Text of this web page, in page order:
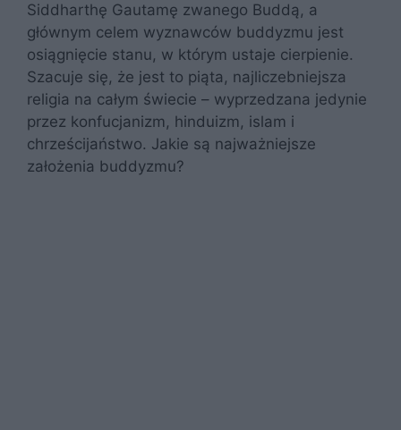
Siddharthę Gautamę zwanego Buddą, a
głównym celem wyznawców buddyzmu jest
osiągnięcie stanu, w którym ustaje cierpienie.
Szacuje się, że jest to piąta, najliczebniejsza
religia na całym świecie – wyprzedzana jedynie
przez konfucjanizm, hinduizm, islam i
chrześcijaństwo. Jakie są najważniejsze
założenia buddyzmu?